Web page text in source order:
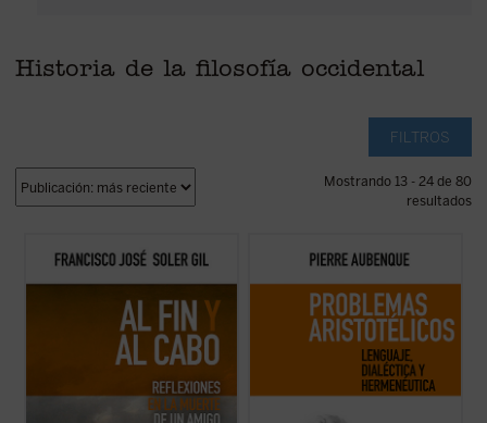
Historia de la filosofía occidental
FILTROS
Mostrando 13 - 24 de 80
resultados
En este breve ensayo sobre la muerte,
escrito a partir del fallecimiento de un
pausada meditación en torno a lo que
sabemos de ella, además de estudiar ...
El apasionante recorrido en el que nos
embarca Aubenque supone una búsqueda
sucesivamente emprendidas y
descartadas en nuestra tradición, permiten
reconocer —tal vez hoy mejor que en otro